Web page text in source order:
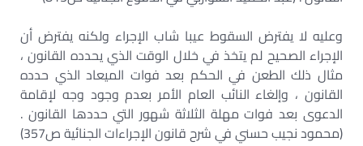
وعليه لا يفترض السقوط عيبا شاب الإجراء ولكنه يفترض أن
الإجراء الصحيح لم يتخذ في خلال الوقت الذي يحدده القانون ،
مثال ذلك الطعن في الحكم بعد فوات الميعاد الذي حدده
القانون ، وإلغاء النائب العام الأمر بعدم وجود وجه لإقامة
الدعوى بعد فوات مهلة الثلاثة شهور التي حددها القانون .
(محمود نجيب حسني في شرح قانون الإجراءات الجنائية ص357)